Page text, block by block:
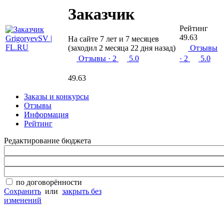
Заказчик
На сайте 7 лет и 7 месяцев
(заходил 2 месяца 22 дня назад)
Отзывы · 2 5.0
49.63
Рейтинг
49.63
Отзывы
· 2
5.0
Заказы и конкурсы
Отзывы
Информация
Рейтинг
Редактирование бюджета
по договорённости
Сохранить или закрыть без
изменений